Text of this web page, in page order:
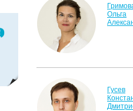
Ольга
Гусев